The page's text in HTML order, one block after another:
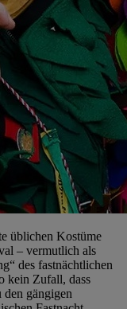
üblichen Kostüme
– vermutlich als
des fastnächtlichen
kein Zufall, dass
gängigen